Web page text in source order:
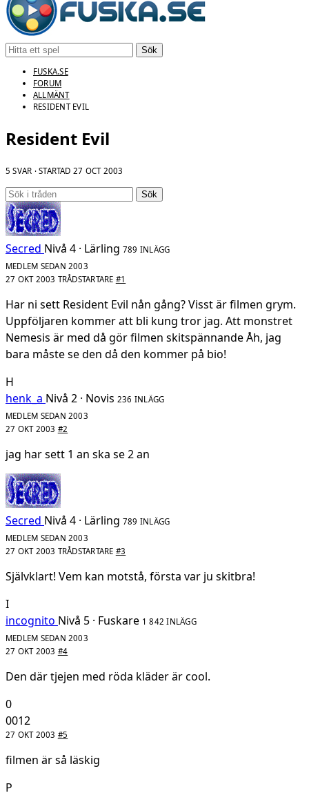
Sök
FUSKA.SE
FORUM
ALLMÄNT
RESIDENT EVIL
Resident Evil
5 SVAR · STARTAD 27 OCT 2003
Sök
Secred Nivå 4 · Lärling 789 INLÄGG
MEDLEM SEDAN 2003
27 OKT 2003 TRÅDSTARTARE #1
Har ni sett Resident Evil nån gång? Visst är filmen grym.
Uppföljaren kommer att bli kung tror jag. Att monstret
Nemesis är med då gör filmen skitspännande Åh, jag
bara måste se den då den kommer på bio!
H
henk_a Nivå 2 · Novis 236 INLÄGG
MEDLEM SEDAN 2003
27 OKT 2003 #2
jag har sett 1 an ska se 2 an
Secred Nivå 4 · Lärling 789 INLÄGG
MEDLEM SEDAN 2003
27 OKT 2003 TRÅDSTARTARE #3
Självklart! Vem kan motstå, första var ju skitbra!
I
incognito Nivå 5 · Fuskare 1 842 INLÄGG
MEDLEM SEDAN 2003
27 OKT 2003 #4
Den där tjejen med röda kläder är cool.
0
0012
27 OKT 2003 #5
filmen är så läskig
P